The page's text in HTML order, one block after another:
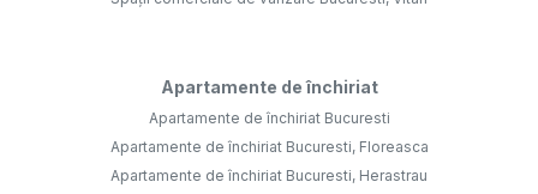
Apartamente de închiriat
Apartamente de închiriat Bucuresti
Apartamente de închiriat Bucuresti, Floreasca
Apartamente de închiriat Bucuresti, Herastrau